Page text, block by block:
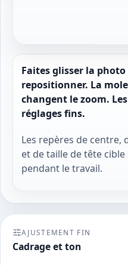
Faites glisser la
repositionner. La
changent le zoom.
réglages fins.
Les repères de centre,
et de taille de tête
pendant le travail.
AJUSTEMENT FIN
Cadrage et ton